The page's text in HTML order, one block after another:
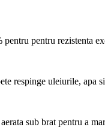
pentru rezistenta
respinge uleiurile, apa
sub brat pentru a